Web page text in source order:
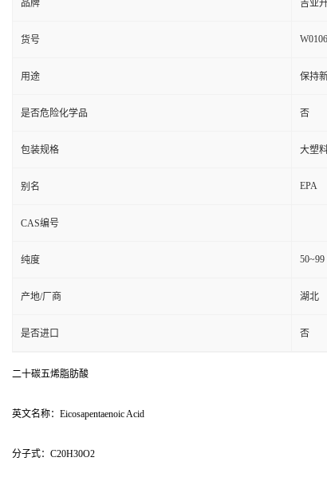
品牌 吉业
货号
用途 保持
是否危险化学品 否
包装规格 大塑
别名 EPA
CAS编号
纯度 50~99
产地/厂商 湖北
是否进口 否
二十碳五烯脂肪酸
英文名称：Eicosapentaenoic Acid
分子式：C20H30O2